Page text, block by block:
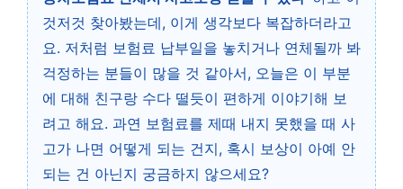
것저것 찾아봤는데, 이게 생각보다 복잡하더라고
요. 저처럼 보험료 납부일을 놓치거나 연체될까 봐
걱정하는 분들이 많을 것 같아서, 오늘은 이 부분
에 대해 친구랑 수다 떨듯이 편하게 이야기해 보
려고 해요. 과연 보험료를 제때 내지 못했을 때 사
고가 나면 어떻게 되는 건지, 혹시 보상이 아예 안
되는 건 아닌지 궁금하지 않으세요?